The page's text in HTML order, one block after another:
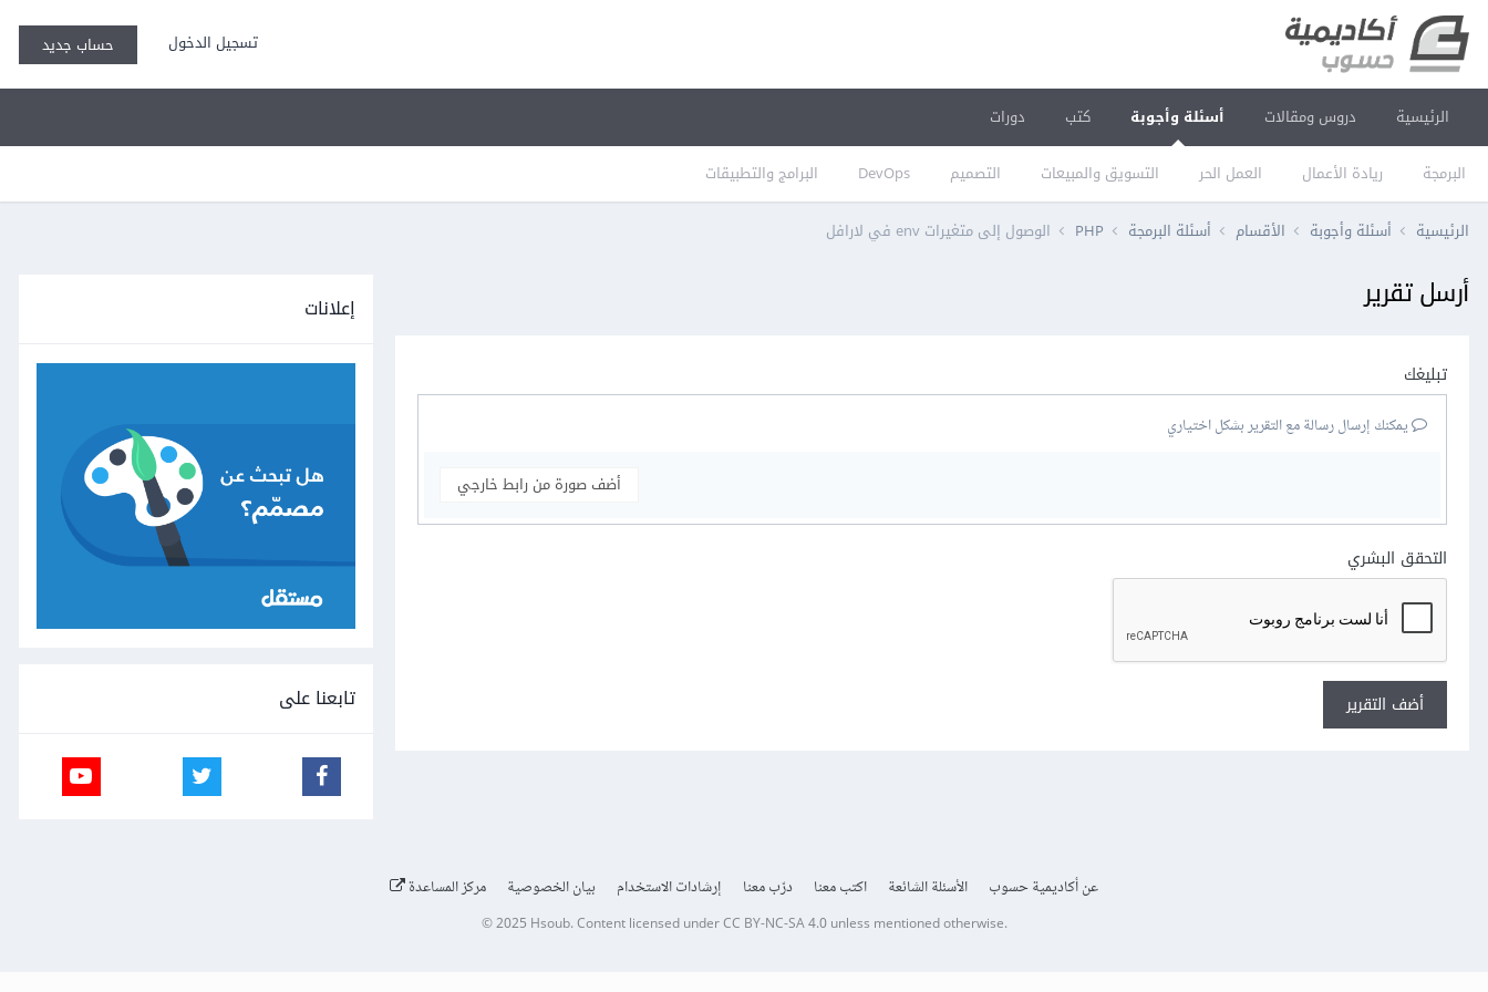
تسجيل الدخول حساب جديد
الرئيسية دروس ومقالات أسئلة وأجوبة
البرمجة ريادة الأعمال العمل الحر التسويق والمبيعات التصميم DevOps البرامج والتطبيقات
كتب دورات
الرئيسية أسئلة وأجوبة الأقسام أسئلة البرمجة PHP الوصول إلى متغيرات env في لارافل
أرسل تقرير
تبليغك
يمكنك إرسال رسالة مع التقرير بشكل اختياري
أضف صورة من رابط خارجي
التحقق البشري
أضف التقرير
إعلانات
تابعنا على
عن أكاديمية حسوب الأسئلة الشائعة اكتب معنا درّب معنا إرشادات الاستخدام بيان الخصوصية مركز المساعدة
© 2025 Hsoub.Content licensed underCC BY-NC-SA 4.0unless mentioned otherwise.